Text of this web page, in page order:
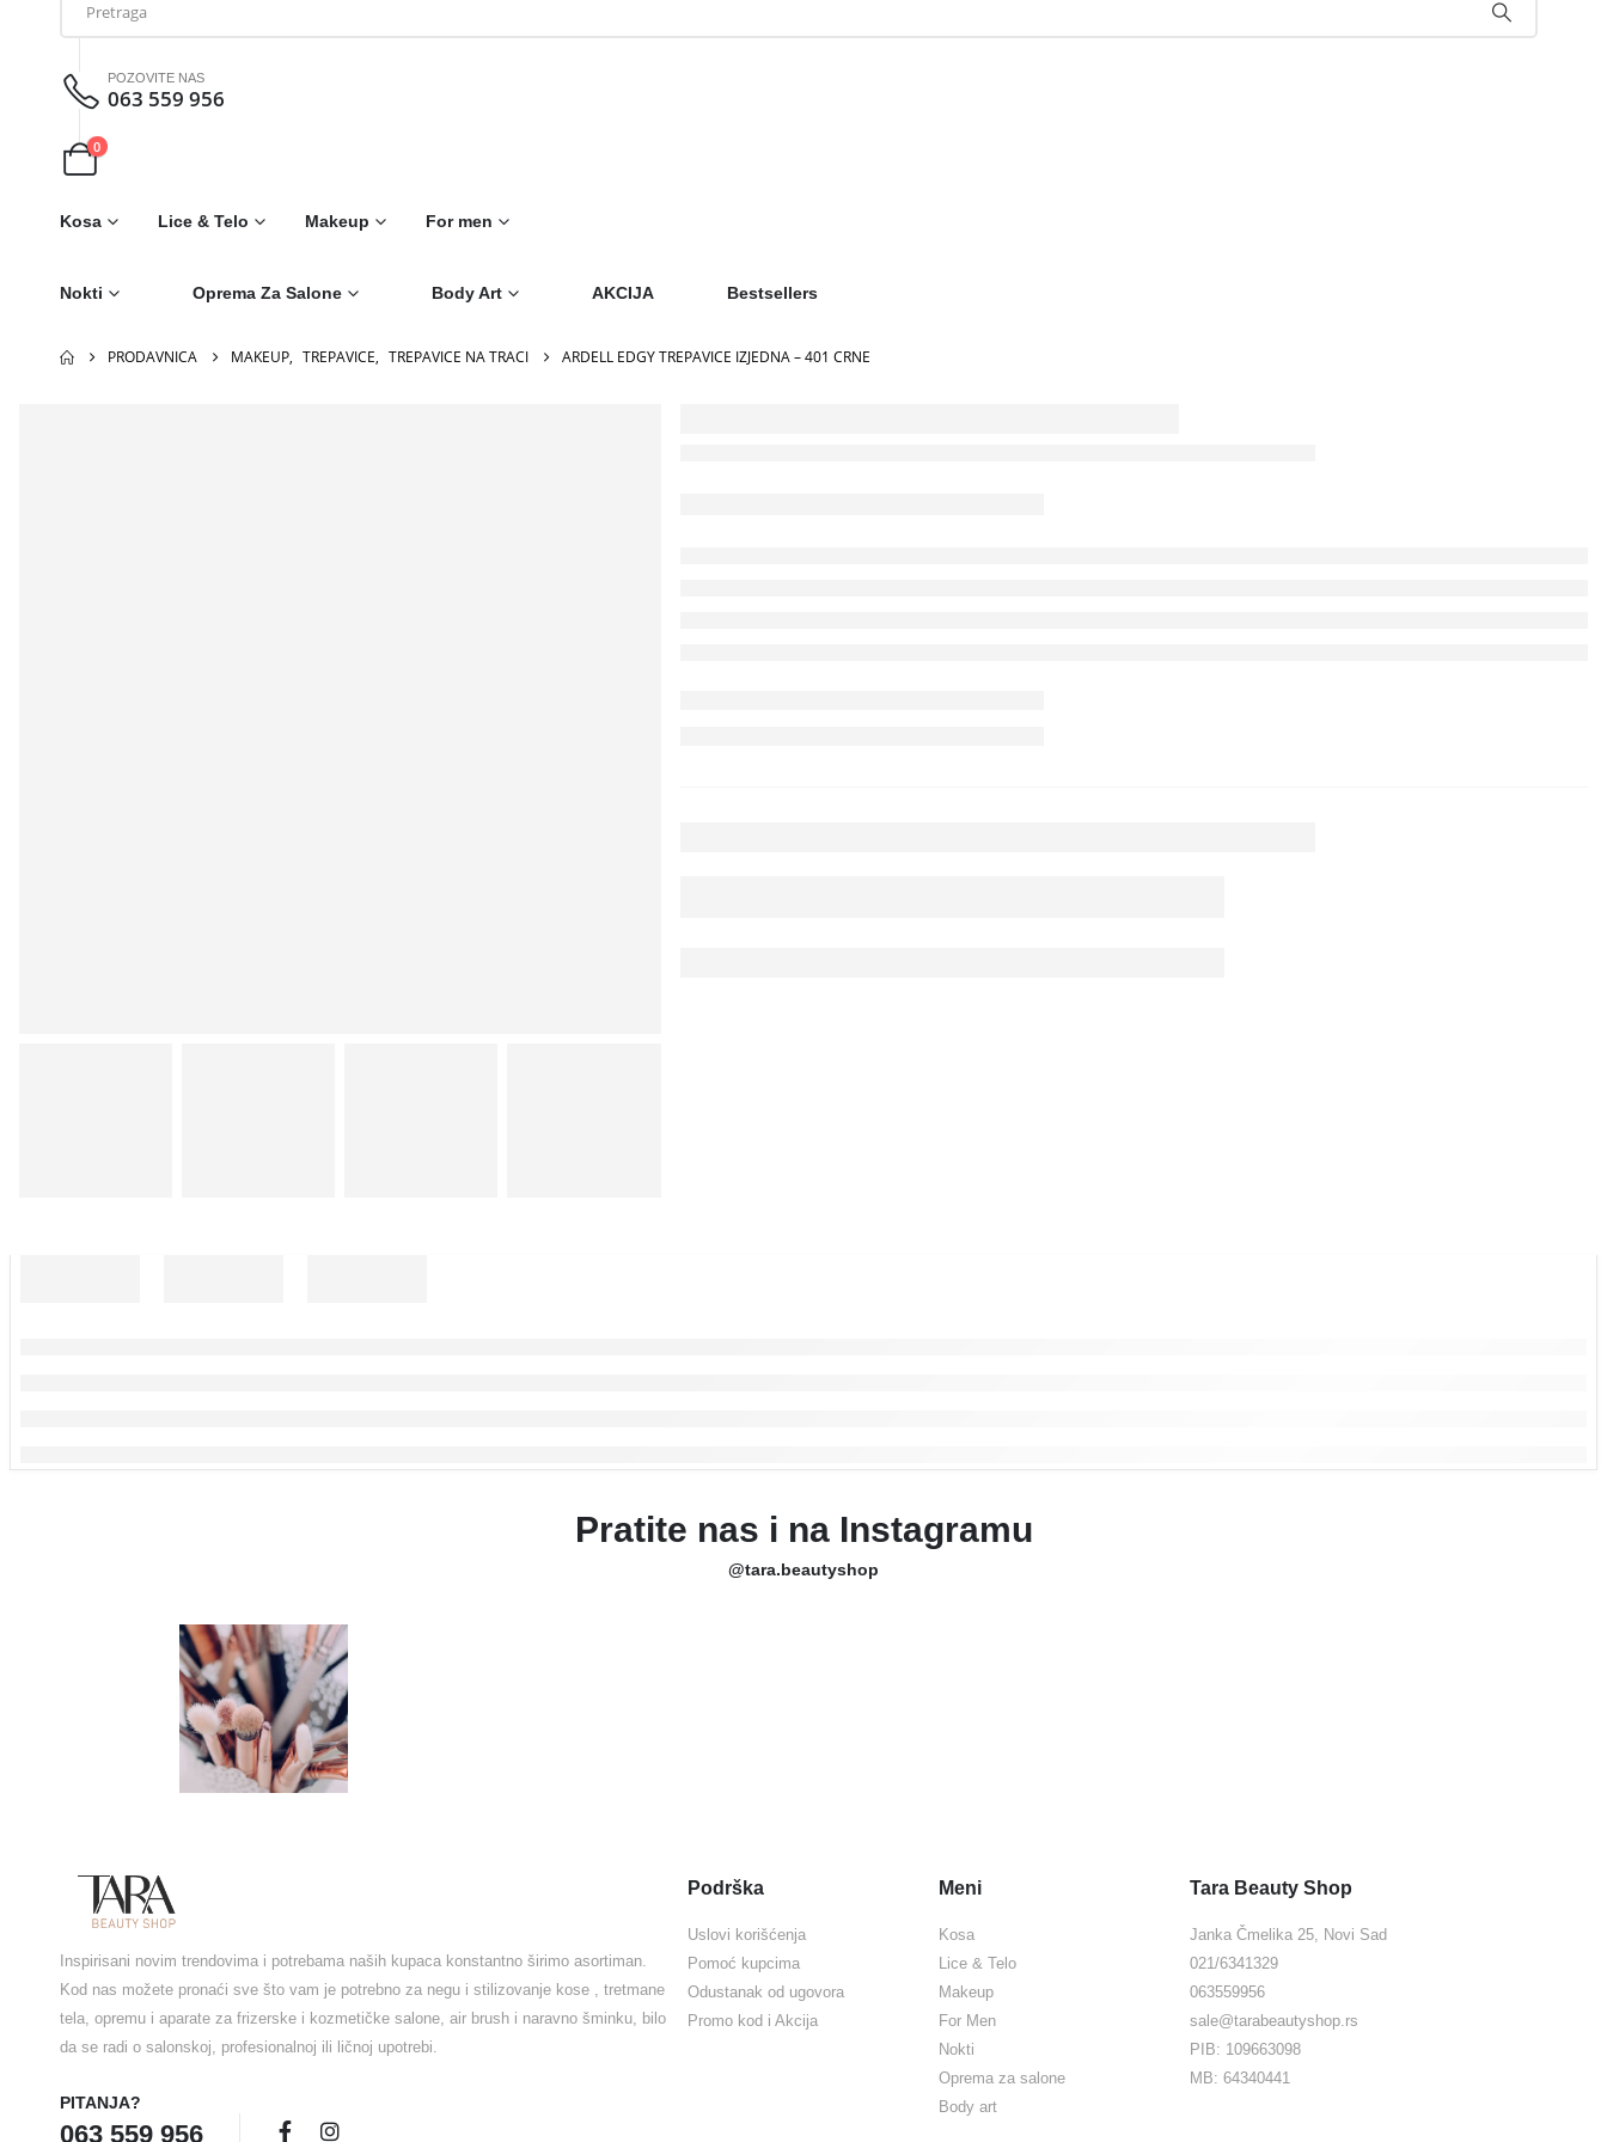
POZOVITE NAS
063 559 956
0
Kosa Lice & Telo Makeup For men
Nokti Oprema Za Salone Body Art AKCIJA Bestsellers
PRODAVNICA MAKEUP, TREPAVICE, TREPAVICE NA TRACI ARDELL EDGY TREPAVICE IZJEDNA – 401 CRNE
Pratite nas i na Instagramu
@tara.beautyshop
Inspirisani novim trendovima i potrebama naših kupaca konstantno širimo asortiman.
Kod nas možete pronaći sve što vam je potrebno za negu i stilizovanje kose , tretmane
tela, opremu i aparate za frizerske i kozmetičke salone, air brush i naravno šminku, bilo
da se radi o salonskoj, profesionalnoj ili ličnoj upotrebi.
PITANJA?
063 559 956
Podrška
Uslovi korišćenja
Pomoć kupcima
Odustanak od ugovora
Promo kod i Akcija
Meni
Kosa
Lice & Telo
Makeup
For Men
Nokti
Oprema za salone
Body art
Tara Beauty Shop
Janka Čmelika 25, Novi Sad
021/6341329
063559956
sale@tarabeautyshop.rs
PIB: 109663098
MB: 64340441